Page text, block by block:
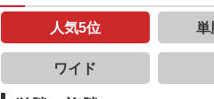
人気5位 単
ワイド